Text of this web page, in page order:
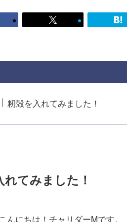
籾殻を入れてみました！
れてみました！
んにちは！チャリダーMです。